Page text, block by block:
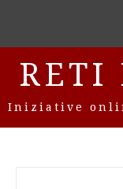
RETI
Iniziative